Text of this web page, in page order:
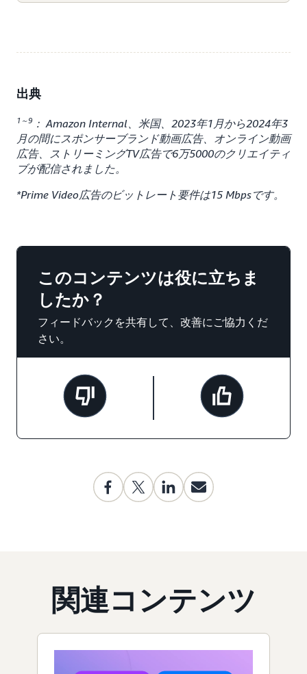
出典
1～9 ： Amazon Internal、米国、2023年1月から2024年3
月の間にスポンサーブランド動画広告、オンライン動画
広告、ストリーミングTV広告で6万5000のクリエイティ
ブが配信されました。
*Prime Video広告のビットレート要件は15 Mbpsです。
このコンテンツは役に立ちま
したか？
フィードバックを共有して、改善にご協力くだ
さい。
関連コンテンツ